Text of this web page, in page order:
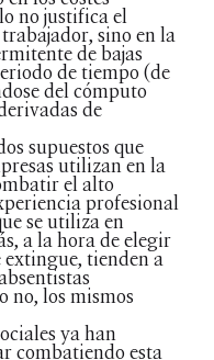
no justifica el
sino en la
de bajas
de tiempo (de
del cómputo
de
supuestos que
utilizan en la
el alto
profesional
se utiliza en
a la hora de elegir
tienden a
no, los mismos
ya han
combatiendo esta